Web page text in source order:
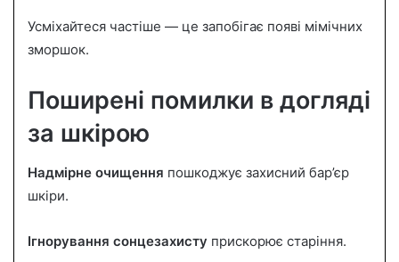
Усміхайтеся частіше — це запобігає появі мімічних
зморшок.
Поширені помилки в догляді
за шкірою
Надмірне очищення пошкоджує захисний бар’єр
шкіри.
Ігнорування сонцезахисту прискорює старіння.